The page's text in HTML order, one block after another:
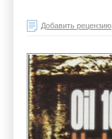
Добавить рецензию